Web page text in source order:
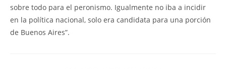
sobre todo para el peronismo. Igualmente no iba a incidir
en la política nacional, solo era candidata para una porción
de Buenos Aires”.